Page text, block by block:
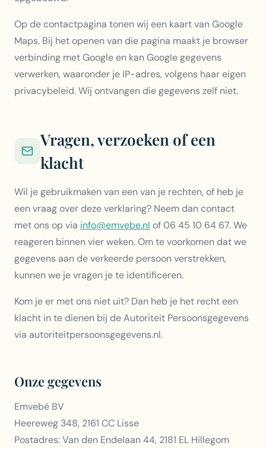
Op de contactpagina tonen wij een kaart van Google
Maps. Bij het openen van die pagina maakt je browser
verbinding met Google en kan Google gegevens
verwerken, waaronder je IP-adres, volgens haar eigen
privacybeleid. Wij ontvangen die gegevens zelf niet.
Vragen, verzoeken of een
klacht
Wil je gebruikmaken van een van je rechten, of heb je
een vraag over deze verklaring? Neem dan contact
met ons op via info@emvebe.nl of06 45 10 64 67. We
reageren binnen vier weken. Om te voorkomen dat we
gegevens aan de verkeerde persoon verstrekken,
kunnen we je vragen je te identificeren.
Kom je er met ons niet uit? Dan heb je het recht een
klacht in te dienen bij de Autoriteit Persoonsgegevens
via autoriteitpersoonsgegevens.nl.
Onze gegevens
Emvebé BV
Heereweg 348, 2161 CC Lisse
Postadres: Van den Endelaan 44, 2181 EL Hillegom